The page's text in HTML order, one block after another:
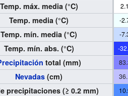
Temp. máx. media (°C) 2.1
Temp. media (°C) -
Temp. mín. media (°C) -
Temp. mín. abs. (°C) -
total (mm)
Nevadas (cm)
precipitaciones (≥ 0.2 mm)